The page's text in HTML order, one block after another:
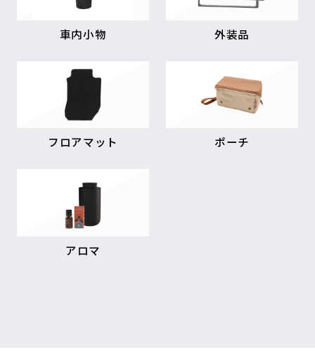
車内小物 外装品
フロアマット ポーチ
アロマ